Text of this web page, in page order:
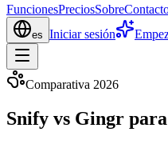
FuncionesPreciosSobre
es Iniciar sesión
Comparativa 2026
Snify vs Gingr para